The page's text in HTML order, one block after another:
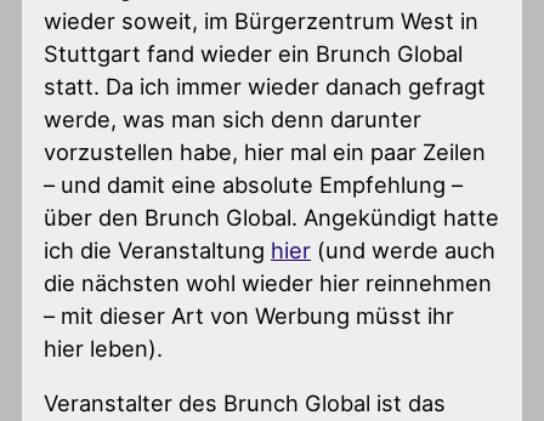
wieder soweit, im Bürgerzentrum West in
Stuttgart fand wieder ein Brunch Global
statt. Da ich immer wieder danach gefragt
werde, was man sich denn darunter
vorzustellen habe, hier mal ein paar Zeilen
– und damit eine absolute Empfehlung –
über den Brunch Global. Angekündigt hatte
ich die Veranstaltung hier (und werde auch
die nächsten wohl wieder hier reinnehmen
– mit dieser Art von Werbung müsst ihr
hier leben).
Veranstalter des Brunch Global ist das